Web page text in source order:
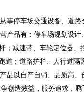
事停车场交通设备、道
品有：停车场规划设计
；减速带、车轮定位器
道；道路护栏、人行道隔
以自产自销、品质高、
创造效益，服务追求，